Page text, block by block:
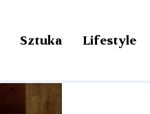
Sztuka Lifestyle